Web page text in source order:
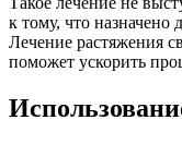
к тому, что назначено
Лечение растяжения
поможет ускорить